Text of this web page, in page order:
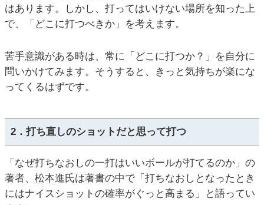
はあります。しかし、打ってはいけない場所を知った上
で、「どこに打つべきか」を考えます。
苦手意識がある時は、常に「どこに打つか？」を自分に
問いかけてみます。そうすると、きっと気持ちが楽にな
ってくるはずです。
2．打ち直しのショットだと思って打つ
「なぜ打ちなおしの一打はいいボールが打てるのか」の
著者、松本進氏は著書の中で「打ちなおしとなったとき
にはナイスショットの確率がぐっと高まる」と語ってい